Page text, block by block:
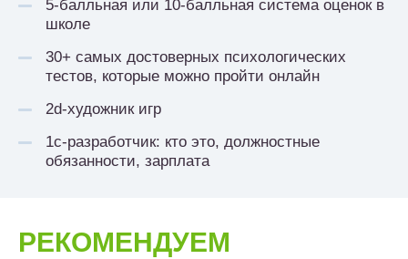
5-балльная или 10-балльная система оценок в
школе
30+ самых достоверных психологических
тестов, которые можно пройти онлайн
2d-художник игр
1с-разработчик: кто это, должностные
обязанности, зарплата
РЕКОМЕНДУЕМ